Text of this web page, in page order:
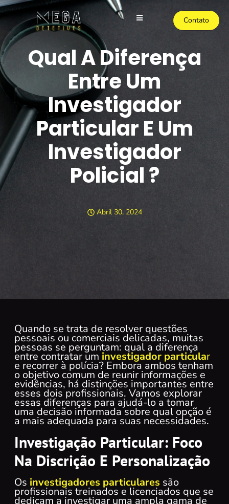
Contato
Qual A Diferença
Entre Um
Investigador
Particular E Um
Investigador
Policial ?
Abril 30, 2024
Quando se trata de resolver questões
pessoais ou comerciais delicadas, muitas
pessoas se perguntam: qual a diferença
entre contratar um investigador particular
e recorrer à polícia? Embora ambos tenham
o objetivo comum de reunir informações e
evidências, há distinções importantes entre
esses dois profissionais. Vamos explorar
essas diferenças para ajudá-lo a tomar
uma decisão informada sobre qual opção é
a mais adequada para suas necessidades.
Investigação Particular: Foco
Na Discrição E Personalização
Os investigadores particulares são
profissionais treinados e licenciados que se
dedicam a investigar uma ampla gama de